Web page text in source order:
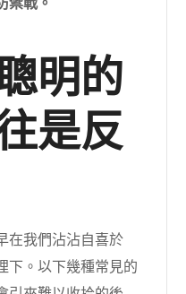
明的
是反
在我們沾沾自喜於
下。以下幾種常見的